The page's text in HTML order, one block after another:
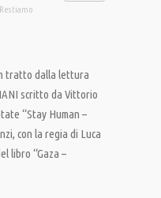
Restiamo
tratto dalla lettura
scritto da Vittorio
“Stay Human –
con la regia di Luca
libro “Gaza –